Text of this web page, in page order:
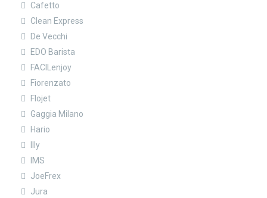
Cafetto
Clean Express
De Vecchi
EDO Barista
FACILenjoy
Fiorenzato
Flojet
Gaggia Milano
Hario
Illy
IMS
JoeFrex
Jura